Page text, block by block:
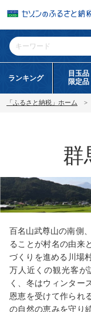
ランキング
目玉品
限定品
「ふるさと納税」ホーム
群
百名山武尊山の南側
ることが村名の由来
づくりを進める川場
万人近くの観光客が
く、冬はウィンター
恩恵を受けて作られ
の自然の恵みを守り